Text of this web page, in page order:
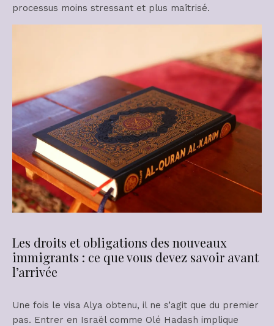
processus moins stressant et plus maîtrisé.
Les droits et obligations des nouveaux
immigrants : ce que vous devez savoir avant
l’arrivée
Une fois le visa Alya obtenu, il ne s’agit que du premier
pas. Entrer en Israël comme Olé Hadash implique